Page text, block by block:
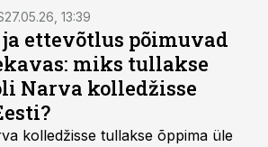
27.05.26, 13:39
ettevõtlus põimuvad
miks tullakse
Narva kolledžisse
kolledžisse tullakse õppima üle